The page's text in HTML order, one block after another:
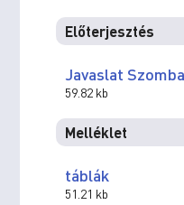
Előterjesztés
Javaslat
59.82 kb
Melléklet
táblák
51.21 kb